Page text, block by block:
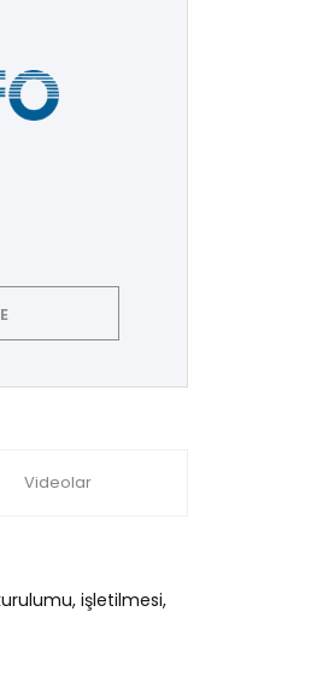
Videolar
işletilmesi,